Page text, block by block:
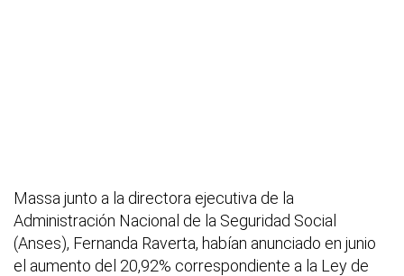
Massa junto a la directora ejecutiva de la
Administración Nacional de la Seguridad Social
(Anses), Fernanda Raverta, habían anunciado en junio
el aumento del 20,92% correspondiente a la Ley de